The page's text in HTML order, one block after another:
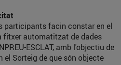
participants facin constar en el
fitxer automatitzat de dades
ESCLAT, amb l'objectiu de
Sorteig de que són objecte